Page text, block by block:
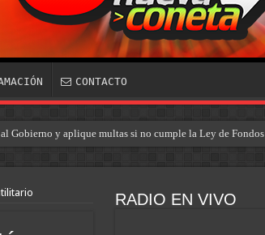
CONTACTO
Gobierno y aplique multas si no cumple la Ley de Fondos
RADIO EN VIVO